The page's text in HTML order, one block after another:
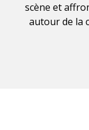
scène et
autour de la